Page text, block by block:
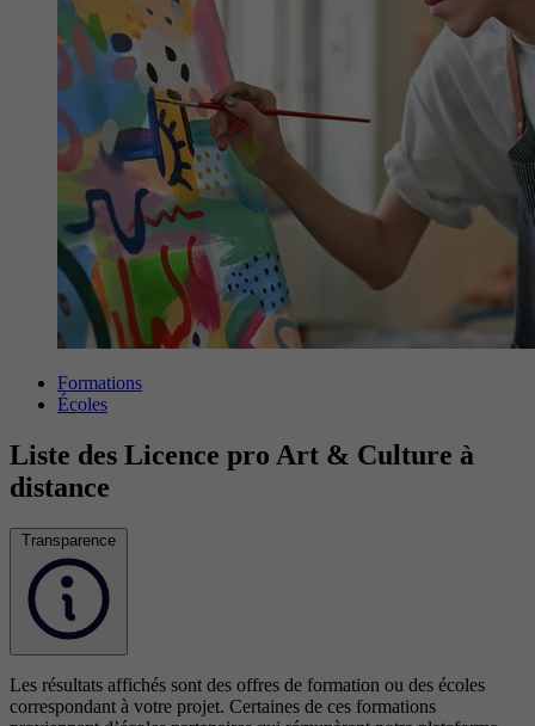
Formations
Écoles
Liste des Licence pro Art & Culture à
distance
Transparence
Les résultats affichés sont des offres de formation ou des écoles
correspondant à votre projet. Certaines de ces formations